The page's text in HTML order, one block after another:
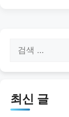
최신 글